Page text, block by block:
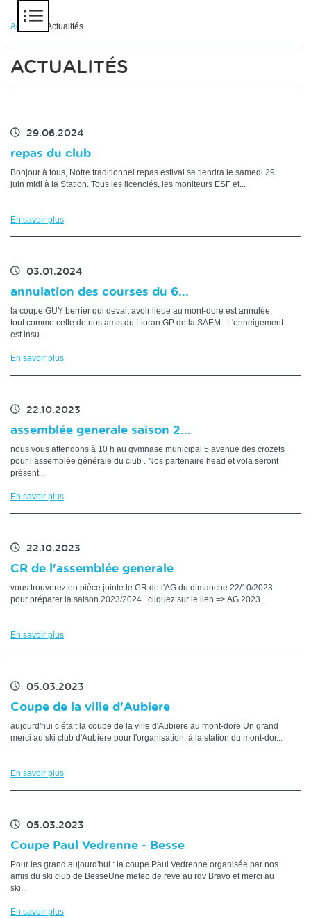
Accueil > Actualités
ACTUALITÉS
29.06.2024
repas du club
Bonjour à tous, Notre traditionnel repas estival se tiendra le samedi 29
juin midi à la Station. Tous les licenciés, les moniteurs ESF et...
En savoir plus
03.01.2024
annulation des courses du 6...
la coupe GUY berrier qui devait avoir lieue au mont-dore est annulée,
tout comme celle de nos amis du Lioran GP de la SAEM.. L'enneigement
est insu...
En savoir plus
22.10.2023
assemblée generale saison 2...
nous vous attendons à 10 h au gymnase municipal 5 avenue des crozets
pour l’assemblée générale du club . Nos partenaire head et vola seront
présent...
En savoir plus
22.10.2023
CR de l'assemblée generale
vous trouverez en pièce jointe le CR de l'AG du dimanche 22/10/2023
pour préparer la saison 2023/2024 cliquez sur le lien => AG 2023...
En savoir plus
05.03.2023
Coupe de la ville d'Aubiere
aujourd'hui c’était la coupe de la ville d'Aubiere au mont-dore Un grand
merci au ski club d'Aubiere pour l'organisation, à la station du mont-dor...
En savoir plus
05.03.2023
Coupe Paul Vedrenne - Besse
Pour les grand aujourd'hui : la coupe Paul Vedrenne organisée par nos
amis du ski club de BesseUne meteo de reve au rdv Bravo et merci au
ski...
En savoir plus